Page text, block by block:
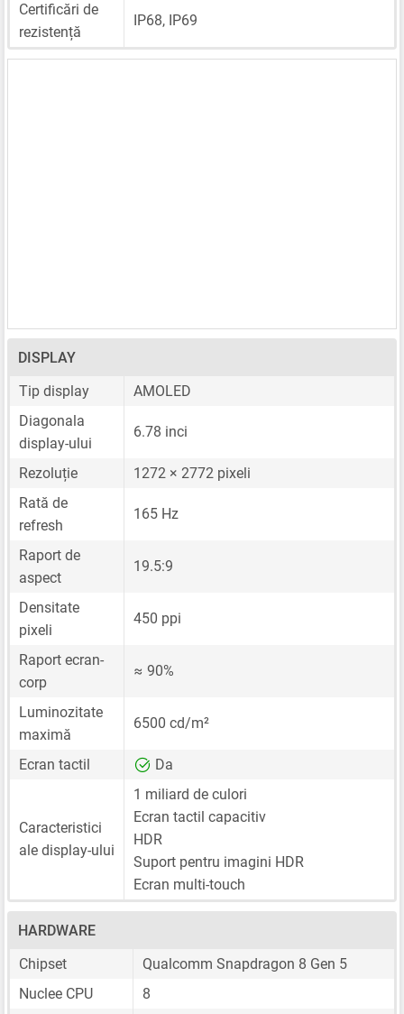
Certificări de
rezistență
IP68, IP69
DISPLAY
Tip display
AMOLED
Diagonala
display-ului
6.78 inci
Rezoluție
1272 × 2772 pixeli
Rată de
refresh
165 Hz
Raport de
aspect
19.5:9
Densitate
pixeli
450 ppi
Raport ecran-
corp
≈ 90%
Luminozitate
maximă
6500 cd/m²
Ecran tactil Da
Caracteristici
ale display-ului
1 miliard de culori
Ecran tactil capacitiv
HDR
Suport pentru imagini HDR
Ecran multi-touch
HARDWARE
Chipset
Qualcomm Snapdragon 8 Gen 5
Nuclee CPU
8